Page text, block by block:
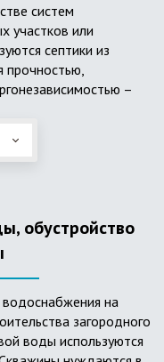
систем
участков или
септики из
–
соединенных
процессы
ассенизаторской
обустройство
водоснабжения на
загородного
воды используются